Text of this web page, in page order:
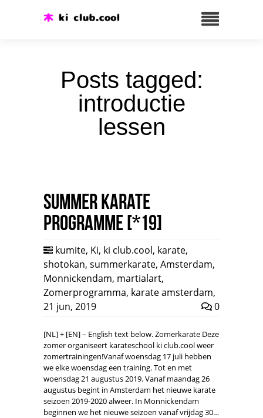
Posts tagged:
introductie
lessen
Summer karate
programme [*19]
kumite, Ki, ki club.cool, karate,
shotokan, summerkarate, Amsterdam,
Monnickendam, martialart,
Zomerprogramma, karate amsterdam,
21 jun, 2019
0
[NL] + [EN] – English text below. Zomerkarate Deze
zomer organiseert karateschool ki club.cool weer
zomertrainingen!Vanaf woensdag 17 juli hebben
we elke woensdag een training. Tot en met
woensdag 21 augustus 2019. Vanaf maandag 26
augustus begint in Amsterdam het nieuwe karate
seizoen 2019-2020 alweer. In Monnickendam
beginnen we het nieuwe seizoen vanaf vrijdag 30…